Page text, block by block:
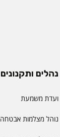
נהלים ותקנונים
ועדת משמעת
נוהל מצלמות אבטחה